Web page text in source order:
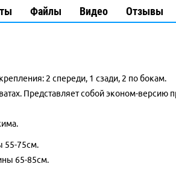
Файлы Видео Отзывы
2 спереди, 1 сзади, 2 по бокам.
Представляет собой эконом-
55-75см.
65-85см.